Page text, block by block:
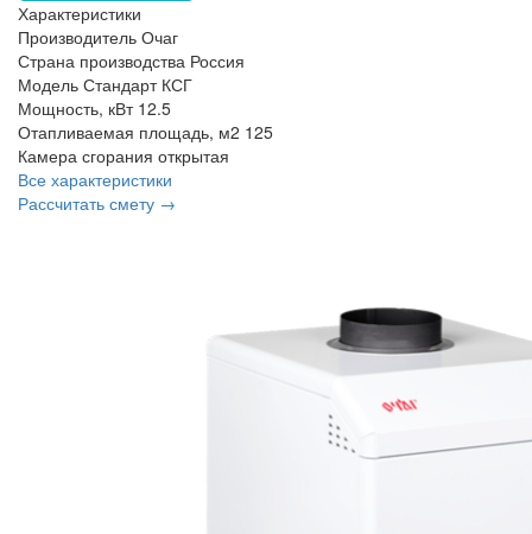
Характеристики
Производитель Очаг
Страна производства Россия
Модель Стандарт КСГ
Мощность, кВт 12.5
Отапливаемая площадь, м2 125
Камера сгорания открытая
Все характеристики
Рассчитать смету →